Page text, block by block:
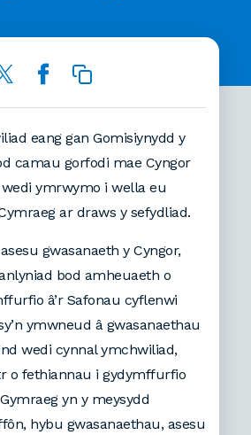
eang gan Gomisiynydd y
camau gorfodi mae Cyngor
ymrwymo i wella eu
ar draws y sefydliad.
gwasanaeth y Cyngor,
bod amheuaeth o
â’r Safonau cyflenwi
ymwneud â gwasanaethau
wedi cynnal ymchwiliad,
o fethiannau i gydymffurfio
yn y meysydd
hybu gwasanaethau, asesu